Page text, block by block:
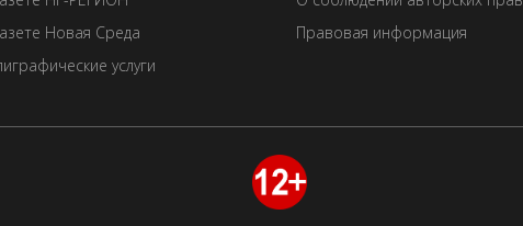
Новая Среда
услуги
Правовая информация